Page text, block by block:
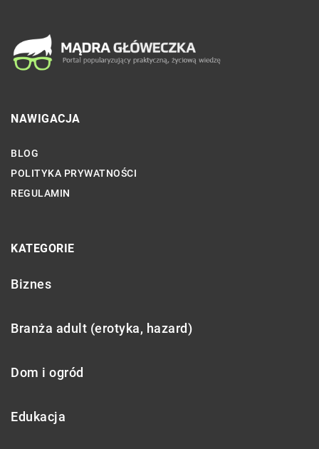
NAWIGACJA
BLOG
POLITYKA PRYWATNOŚCI
REGULAMIN
KATEGORIE
Biznes
Branża adult (erotyka, hazard)
Dom i ogród
Edukacja